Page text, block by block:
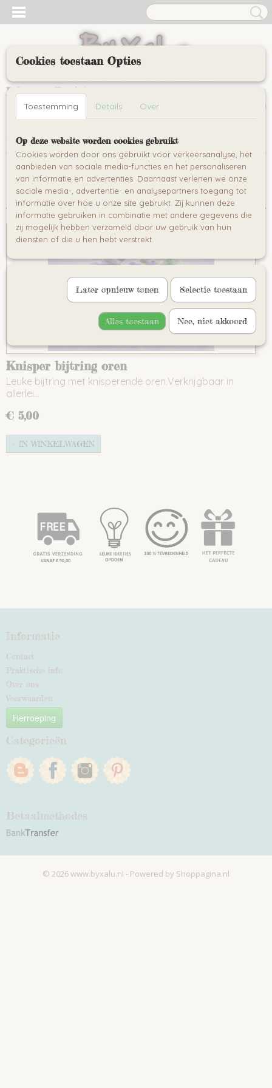
Inloggen Registreren UW WINKELWAGEN
(0)
Home >>Knisper bijtring oren
Sorteer op:
Knisper bijtring oren
Leuke bijtring met knisperende oren.Verkrijgbaar in
allerlei…
€ 5,00
IN WINKELWAGEN
Informatie
Contact
Praktische info
Over ons
Voorwaarden
Herroeping
Categorieën
Betaalmethodes
© 2026 www.byxalu.nl - Powered by Shoppagina.nl
Cookies toestaan Opties
Toestemming Details Over
Op deze website worden cookies gebruikt
Cookies worden door ons gebruikt voor verkeersanalyse, het
aanbieden van sociale media-functies en het personaliseren
van informatie en advertenties. Daarnaast verlenen we onze
sociale media-, advertentie- en analysepartners toegang tot
informatie over hoe u onze site gebruikt. Zij kunnen deze
informatie gebruiken in combinatie met andere gegevens die
zij mogelijk hebben verzameld door uw gebruik van hun
diensten of die u hen hebt verstrekt.
Later opnieuw tonen Selectie toestaan
Alles toestaan Nee, niet akkoord